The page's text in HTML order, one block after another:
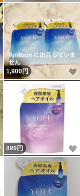
いいね！
1,900円
いいね！
899円